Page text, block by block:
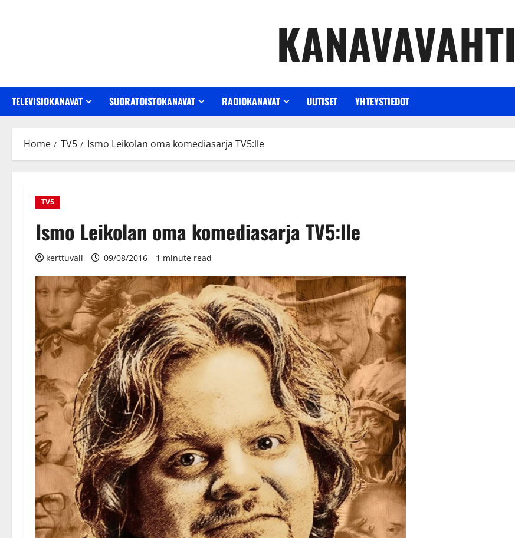
KANAVAVAHTI
TELEVISIOKANAVAT SUORATOISTOKANAVAT RADIOKANAVAT UUTISET YHTEYSTIEDOT
Home TV5 Ismo Leikolan oma komediasarja TV5:lle
TV5
Ismo Leikolan oma komediasarja TV5:lle
kerttuvali 09/08/2016 1 minute read